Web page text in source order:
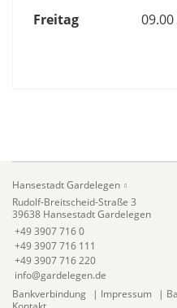
Freitag
Hansestadt Gardelegen
Rudolf-Breitscheid-Straße 3
39638 Hansestadt Gardelegen
+49 3907 716 0
+49 3907 716 111
+49 3907 716 220
info@gardelegen.de
Bankverbindung
| Impressum |